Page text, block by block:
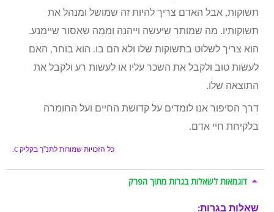
תשוקות, אבל האדם צריך להיות זה שמושל ומנהל את
תשוקותיו. מה שמותר שיעשה וייהנה וממה שאסור שיימנע.
הוא צריך לשלוט בתשוקות שלו ולא הם בו. הוא בוחר, האם
לעשות טוב ולקבל את השכר עליו או לעשות רע ולקבל את
התוצאה שלו.
דרך הסיפור אנו לומדים על קדושת החיים ועל החומרה
בלקיחת חיי אדם.
כל הזכויות שמורות לתנ”ך בקליק C.
דוגמאות לשאלות בגרות מתוך הפרק
שאלות בגרות: